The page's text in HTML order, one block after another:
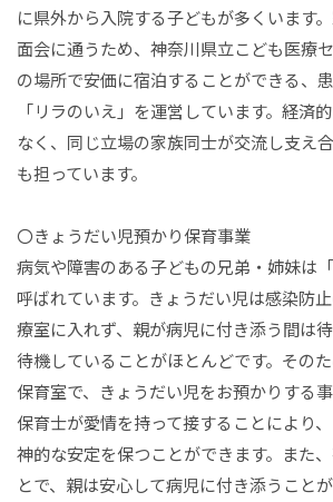
に県外から入院する子どもが多くいます
面会に通うため、神奈川県立こども医療
の場所で安価に宿泊することができる、
「リラのいえ」を運営しています。経済
なく、同じ立場の家族同士が交流し支え
も担っています。
〇きょうだい児預かり保育事業
病気や障害のある子どもの兄弟・姉妹は
呼ばれています。きょうだい児は感染防
療室に入れず、親が病児に付き添う間は
待機していることがほとんどです。その
保育室で、きょうだい児をお預かりする事
保育士が愛情を持って接することにより
神的な安定を保つことができます。また
とで、親は安心して病児に付き添うことが